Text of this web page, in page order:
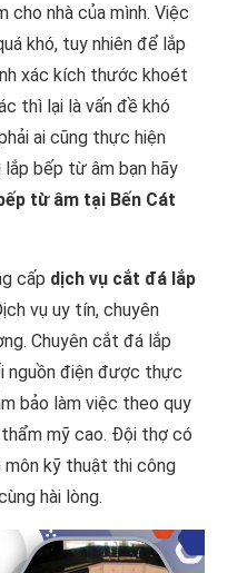
cho nhà của mình. Việc
khó, tuy nhiên để lắp
xác kích thước khoét
thì lại là vấn đề khó
ai cũng thực hiện
bếp từ âm bạn hãy
từ âm tại Bến Cát
cấp dịch vụ cắt đá lắp
vụ uy tín, chuyên
Chuyên cắt đá lắp
nguồn điện được thực
bảo làm việc theo quy
mỹ cao. Đội thợ có
môn kỹ thuật thi công
hài lòng.